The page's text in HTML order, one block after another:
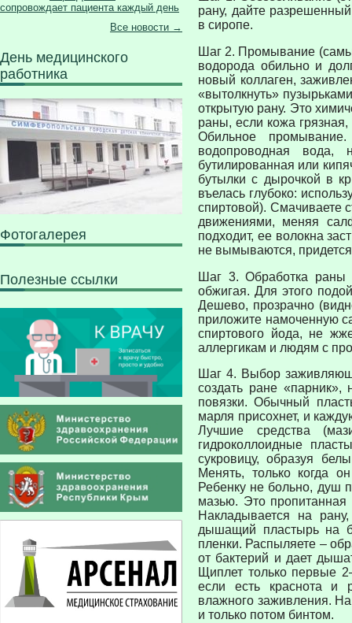
сопровождает пациента каждый день
Все новости →
День медицинского
работника
Фотогалерея
Полезные ссылки
рану, дайте
в сиропе.
Шаг 2. Промывание
водорода обильно и
новый коллаген,
«вытолкнуть»
открытую рану. Это
раны, если кожа
Обильное
водопроводная вода,
бутилированная или
бутылки с дырочкой в
въелась глубоко:
спиртовой). Смачиваете
движениями, меняя
подходит, ее волокна
не вымываются,
Шаг 3. Обработка раны
обжигая. Для этого
Дешево, прозрачно
приложите намоченную
спиртового йода, не
аллергикам и людям с
Шаг 4. Выбор
создать ране
повязки. Обычный
марля присохнет, и
Лучшие средства
гидроколлоидные
сукровицу, образуя
Менять, только когда
Ребенку не больно, душ
мазью. Это пропитанная
Накладывается на
дышащий пластырь на
пленки. Распыляете –
от бактерий и дает
Щиплет только первые
если есть краснота и
влажного заживления.
и только потом бинтом.